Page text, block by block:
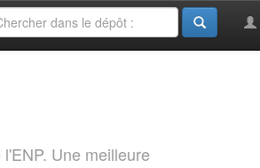
Une meilleure